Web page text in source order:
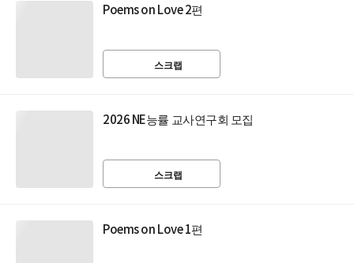
Poems on Love 2편
스크랩
2026 NE능률 교사연구회 모집
스크랩
Poems on Love 1편